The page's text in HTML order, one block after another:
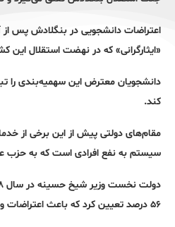
«ایثارگرانی» که در نهضت استقلال این کشور در سال ۱۹۷۱
دانشجویان معترض این سهمیه‌بندی را
کند.
مقام‌های دولتی پیش از این برخی از
سیستم به نفع افرادی است که به حزب
۵۶ درصد تعیین کرد که باعث اعتراضات و سرکوب دولتی متعاقب آن شد.